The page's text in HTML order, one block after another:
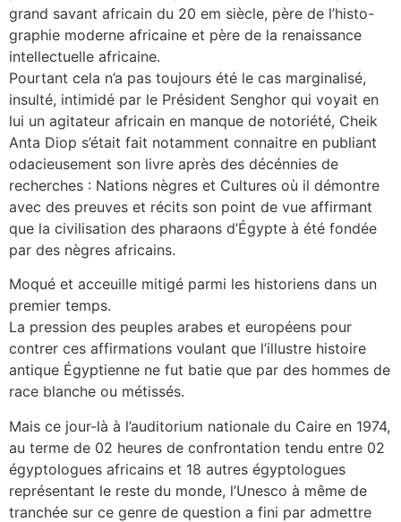
grand savant africain du 20 em siècle, père de l’histo-
graphie moderne africaine et père de la renaissance
intellectuelle africaine.
Pourtant cela n’a pas toujours été le cas marginalisé,
insulté, intimidé par le Président Senghor qui voyait en
lui un agitateur africain en manque de notoriété, Cheik
Anta Diop s’était fait notamment connaitre en publiant
odacieusement son livre après des décénnies de
recherches : Nations nègres et Cultures où il démontre
avec des preuves et récits son point de vue affirmant
que la civilisation des pharaons d’Égypte à été fondée
par des nègres africains.
Moqué et acceuille mitigé parmi les historiens dans un
premier temps.
La pression des peuples arabes et européens pour
contrer ces affirmations voulant que l’illustre histoire
antique Égyptienne ne fut batie que par des hommes de
race blanche ou métissés.
Mais ce jour-là à l’auditorium nationale du Caire en 1974,
au terme de 02 heures de confrontation tendu entre 02
égyptologues africains et 18 autres égyptologues
représentant le reste du monde, l’Unesco à même de
tranchée sur ce genre de question a fini par admettre